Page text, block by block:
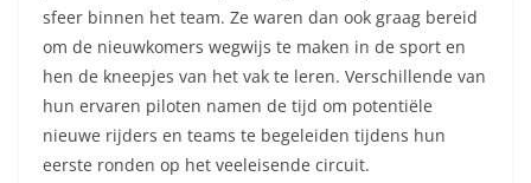
sfeer binnen het team. Ze waren dan ook graag bereid
om de nieuwkomers wegwijs te maken in de sport en
hen de kneepjes van het vak te leren. Verschillende van
hun ervaren piloten namen de tijd om potentiële
nieuwe rijders en teams te begeleiden tijdens hun
eerste ronden op het veeleisende circuit.